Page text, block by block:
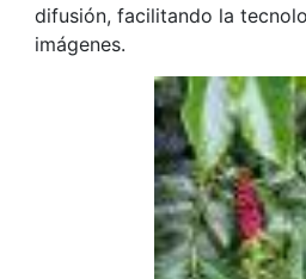
difusión, facilitando la
imágenes.